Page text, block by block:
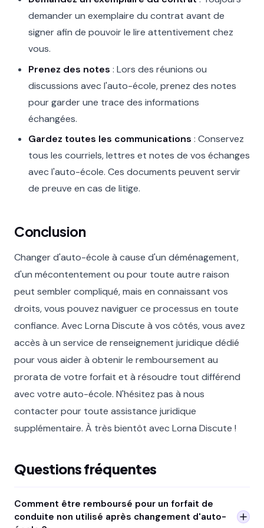
demander un exemplaire du contrat avant de
signer afin de pouvoir le lire attentivement chez
vous.
Prenez des notes : Lors des réunions ou
discussions avec l'auto-école, prenez des notes
pour garder une trace des informations
échangées.
Gardez toutes les communications : Conservez
tous les courriels, lettres et notes de vos échanges
avec l'auto-école. Ces documents peuvent servir
de preuve en cas de litige.
Conclusion
Changer d'auto-école à cause d'un déménagement,
d'un mécontentement ou pour toute autre raison
peut sembler compliqué, mais en connaissant vos
droits, vous pouvez naviguer ce processus en toute
confiance. Avec Lorna Discute à vos côtés, vous avez
accès à un service de renseignement juridique dédié
pour vous aider à obtenir le remboursement au
prorata de votre forfait et à résoudre tout différend
avec votre auto-école. N'hésitez pas à nous
contacter pour toute assistance juridique
supplémentaire. À très bientôt avec Lorna Discute !
Questions fréquentes
Comment être remboursé pour un forfait de
conduite non utilisé après changement d'auto-